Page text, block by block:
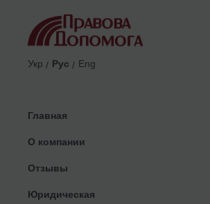
Укр Рус Eng
Главная
О компании
Отзывы
Юридическая